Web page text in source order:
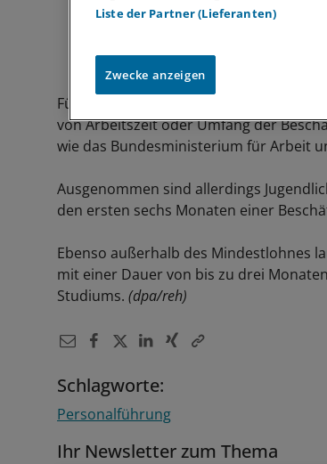
Für Praxen ist wichtig, dass der neue
von Arbeitszeit oder Umfang der
wie das Bundesministerium für Arbeit
Ausgenommen sind allerdings
den ersten sechs Monaten einer
Ebenso außerhalb des Mindestlohnes
mit einer Dauer von bis zu drei
Studiums. (dpa/reh)
Schlagworte:
Personalführung
Ihr Newsletter zum Thema
Liste der Partner (Lieferanten)
Zwecke anzeigen